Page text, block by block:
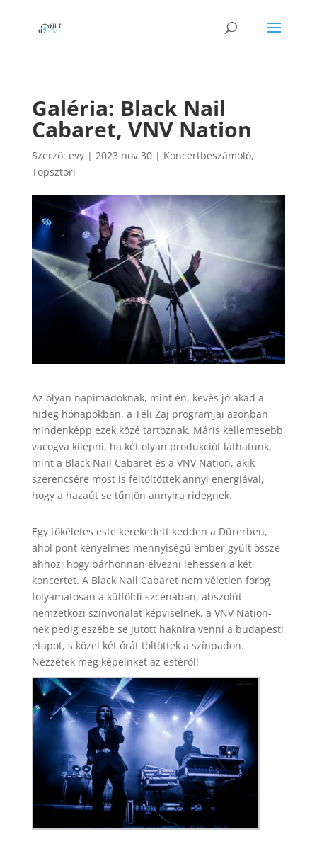
Galéria: Black Nail
Cabaret, VNV Nation
Szerző: evy| 2023 nov 30| Koncertbeszámoló,
Topsztori
Az olyan napimádóknak, mint én, kevés jó akad a
hideg hónapokban, a Téli Zaj programjai azonban
mindenképp ezek közé tartoznak. Máris kellemesebb
vacogva kilépni, ha két olyan produkciót láthatunk,
mint a Black Nail Cabaret és a VNV Nation, akik
szerencsére most is feltöltöttek annyi energiával,
hogy a hazaút se tűnjön annyira ridegnek.
Egy tökéletes este kerekedett kedden a Dürerben,
ahol pont kényelmes mennyiségű ember gyűlt össze
ahhoz, hogy bárhonnan élvezni lehessen a két
koncertet. A Black Nail Cabaret nem véletlen forog
folyamatosan a külföldi szcénában, abszolút
nemzetközi színvonalat képviselnek, a VNV Nation-
nek pedig eszébe se jutott haknira venni a budapesti
etapot, s közel két órát töltöttek a színpadon.
Nézzétek meg képeinket az estéről!